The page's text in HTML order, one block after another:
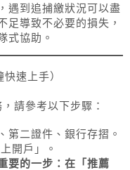
遇到追捕繳狀況可以盡
足導致不必要的損失，
式協助。
速上手）
請參考以下步驟：
第二證件、銀行存摺。
開戶」。
要的一步：在「推薦